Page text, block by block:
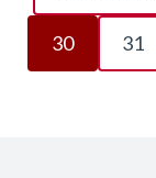
30 31